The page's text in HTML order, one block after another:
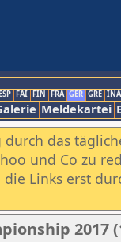
FAI FIN FRA GER GRE INA
Meldekartei
das
und Co zu
Links erst
2017